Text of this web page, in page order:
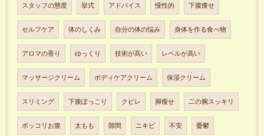
スタッフの態度 挙式 アドバイス 慢性的 下腹痩せ
セルフケア 体のしくみ 自分の体の悩み 身体を作る食べ物
アロマの香り ゆっくり 技術が高い レベルが高い
マッサージクリーム ボディケアクリーム 保湿クリーム
スリミング 下腹ぽっこり クビレ 脚瘦せ 二の腕スッキリ
ポッコリお腹 太もも 隙間 ニキビ 不安 憂鬱